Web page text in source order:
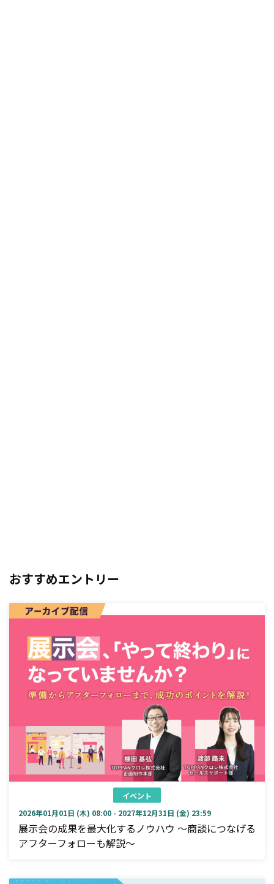
おすすめエントリー
イベント
2026年01月01日 (木) 08:00 - 2027年12月31日 (金) 23:59
展示会の成果を最大化するノウハウ ～商談につなげる
アフターフォローも解説～